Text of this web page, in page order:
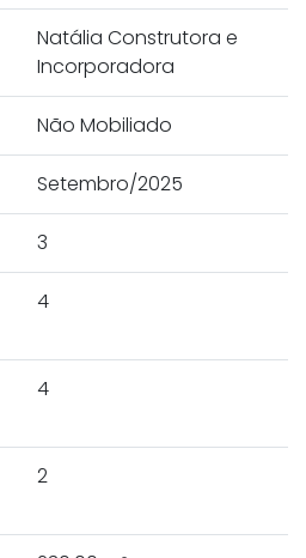
Natália Construtora e
Incorporadora
Não Mobiliado
Setembro/2025
3
4
4
2